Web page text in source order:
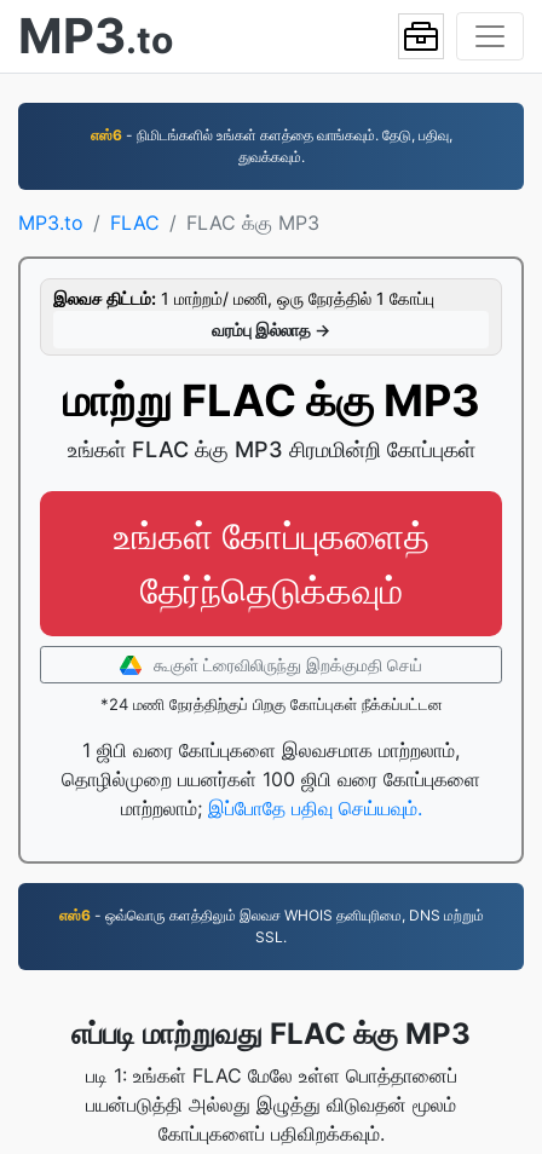
MP3.to
எஸ்6- நிமிடங்களில் உங்கள் களத்தை வாங்கவும். தேடு, பதிவு,
துவக்கவும்.
MP3.to FLAC FLAC க்கு MP3
இலவச திட்டம்: 1 மாற்றம்/ மணி, ஒரு நேரத்தில் 1 கோப்பு
வரம்பு இல்லாத →
மாற்று FLAC க்கு MP3
உங்கள் FLAC க்கு MP3 சிரமமின்றி கோப்புகள்
உங்கள் கோப்புகளைத்
தேர்ந்தெடுக்கவும்
கூகுள் ட்ரைவிலிருந்து இறக்குமதி செய்
*24 மணி நேரத்திற்குப் பிறகு கோப்புகள் நீக்கப்பட்டன
1 ஜிபி வரை கோப்புகளை இலவசமாக மாற்றலாம்,
தொழில்முறை பயனர்கள் 100 ஜிபி வரை கோப்புகளை
மாற்றலாம்; இப்போதே பதிவு செய்யவும்.
எஸ்6- ஒவ்வொரு களத்திலும் இலவச WHOIS தனியுரிமை, DNS மற்றும்
SSL.
எப்படி மாற்றுவது FLAC க்கு MP3
படி 1: உங்கள் FLAC மேலே உள்ள பொத்தானைப்
பயன்படுத்தி அல்லது இழுத்து விடுவதன் மூலம்
கோப்புகளைப் பதிவிறக்கவும்.